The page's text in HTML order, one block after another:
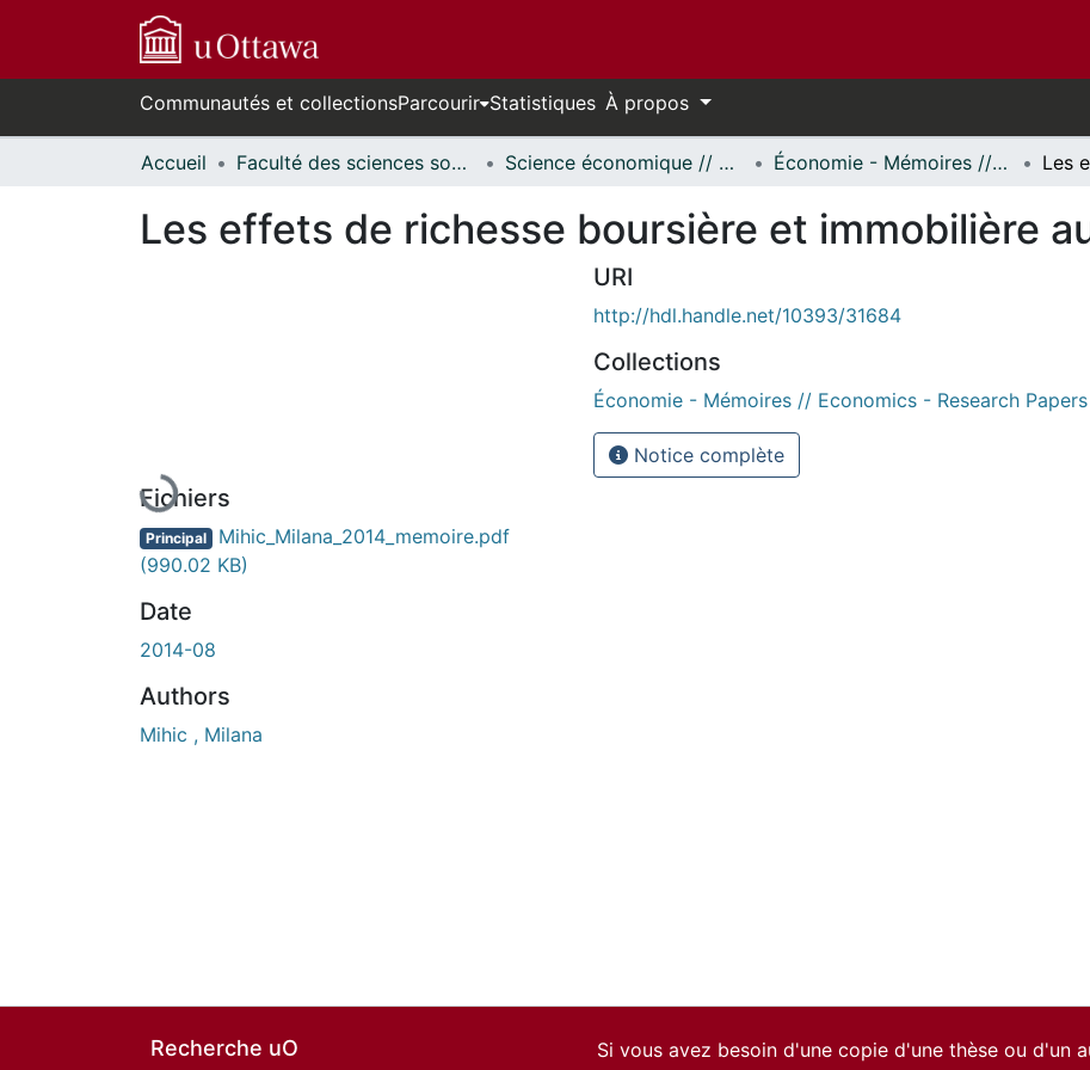
Communautés et collectionsParcourir Statistiques À propos
Accueil Faculté des sciences sociales // Faculty of Social Sciences Science économique // Economics Économie - Mémoires // Economics - Research Papers
Les effets de richesse boursière et immobilière
En cours de chargement...
Fichiers
Principal Mihic_Milana_2014_memoire.pdf
(990.02 KB)
Date
2014-08
Authors
Mihic , Milana
URI
http://hdl.handle.net/10393/31684
Collections
Économie - Mémoires // Economics - Research Papers
Notice complète
Recherche uO
Si vous avez besoin d'une copie d'une thèse ou d'un